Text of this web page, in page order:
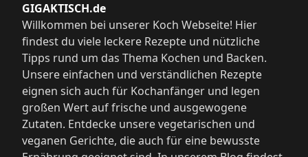
GIGAKTISCH.de
Willkommen bei unserer Koch Webseite! Hier
findest du viele leckere Rezepte und nützliche
Tipps rund um das Thema Kochen und Backen.
Unsere einfachen und verständlichen Rezepte
eignen sich auch für Kochanfänger und legen
großen Wert auf frische und ausgewogene
Zutaten. Entdecke unsere vegetarischen und
veganen Gerichte, die auch für eine bewusste